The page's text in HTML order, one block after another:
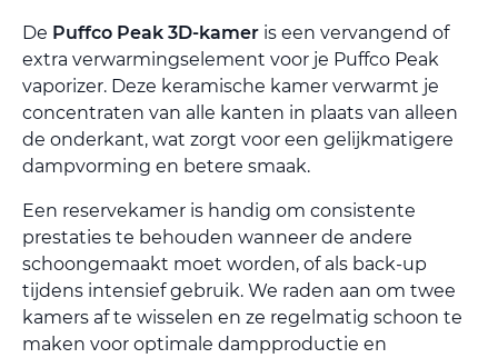
De Puffco Peak 3D-kamer is een vervangend of
extra verwarmingselement voor je Puffco Peak
vaporizer. Deze keramische kamer verwarmt je
concentraten van alle kanten in plaats van alleen
de onderkant, wat zorgt voor een gelijkmatigere
dampvorming en betere smaak.
Een reservekamer is handig om consistente
prestaties te behouden wanneer de andere
schoongemaakt moet worden, of als back-up
tijdens intensief gebruik. We raden aan om twee
kamers af te wisselen en ze regelmatig schoon te
maken voor optimale dampproductie en